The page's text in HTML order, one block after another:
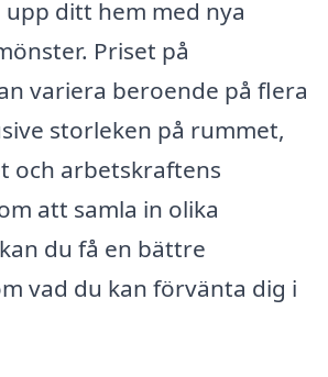
upp ditt hem med nya
Priset på
variera beroende på flera
storleken på rummet,
och arbetskraftens
att samla in olika
du få en bättre
vad du kan förvänta dig i